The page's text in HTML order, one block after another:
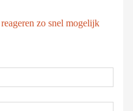
zo snel mogelijk